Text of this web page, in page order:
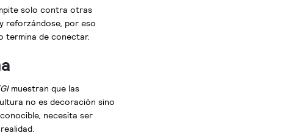
solo contra otras
reforzándose, por eso
termina de conectar.
muestran que las
no es decoración sino
necesita ser